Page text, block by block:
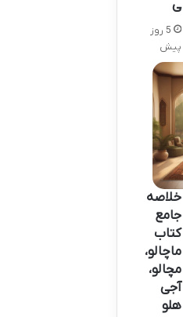
ی
5 روز
پیش
خلاصه
جامع
کتاب
ماچالو،
مچالو،
آجی
هلو